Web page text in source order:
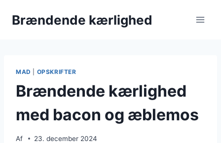
Brændende kærlighed
MAD OPSKRIFTER
Brændende kærlighed
med bacon og æblemos
Af 23. december 2024